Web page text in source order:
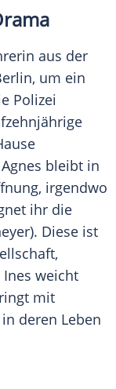
aus der
um ein
Polizei
bleibt in
irgendwo
ihr die
Diese ist
weicht
mit
in deren Leben